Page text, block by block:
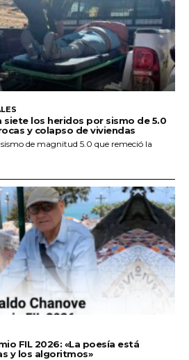
siete los heridos por sismo de 5.0
y colapso de viviendas
de magnitud 5.0 que remeció la
FIL 2026: «La poesía está
y los algoritmos»